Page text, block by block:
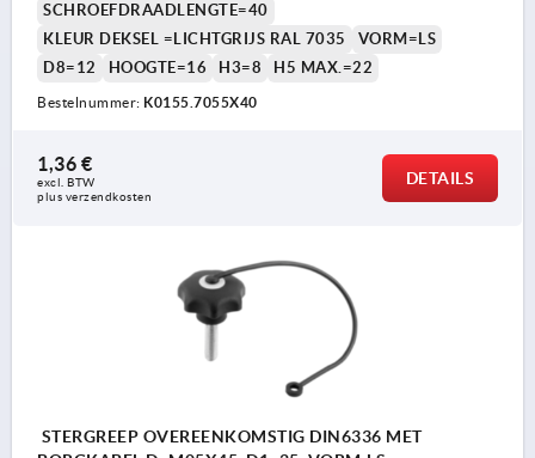
SCHROEFDRAADLENGTE=40
KLEUR DEKSEL =LICHTGRIJS RAL 7035
VORM=LS
D8=12
HOOGTE=16 H3=8 H5 MAX.=22
Bestelnummer: K0155.7055X40
1,36 €
excl. BTW
plus verzendkosten
DETAILS
STERGREEP OVEREENKOMSTIG DIN6336 MET